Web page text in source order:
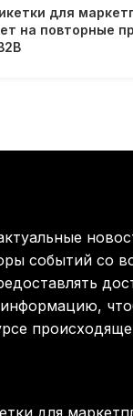
сеть
и мышей
старения
для
на повторные
событий со
для